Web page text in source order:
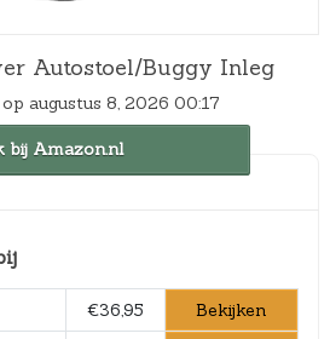
Autostoel/Buggy Inleg
augustus 8, 2026 00:17
bij Amazon.nl
€36,95
Bekijken